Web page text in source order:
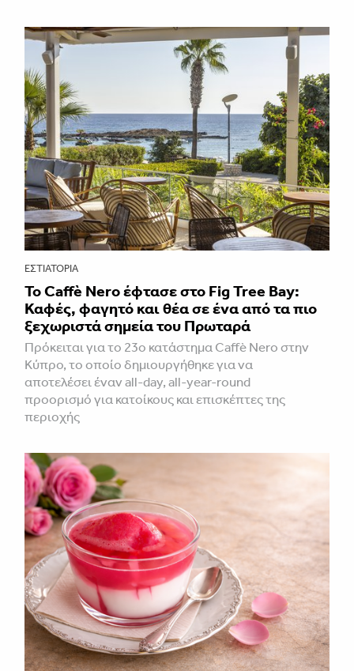
ΕΣΤΙΑΤΌΡΙΑ
Το Caffè Nero έφτασε στο Fig Tree Bay:
Καφές, φαγητό και θέα σε ένα από τα πιο
ξεχωριστά σημεία του Πρωταρά
Πρόκειται για το 23ο κατάστημα Caffè Nero στην
Κύπρο, το οποίο δημιουργήθηκε για να
αποτελέσει έναν all-day, all-year-round
προορισμό για κατοίκους και επισκέπτες της
περιοχής